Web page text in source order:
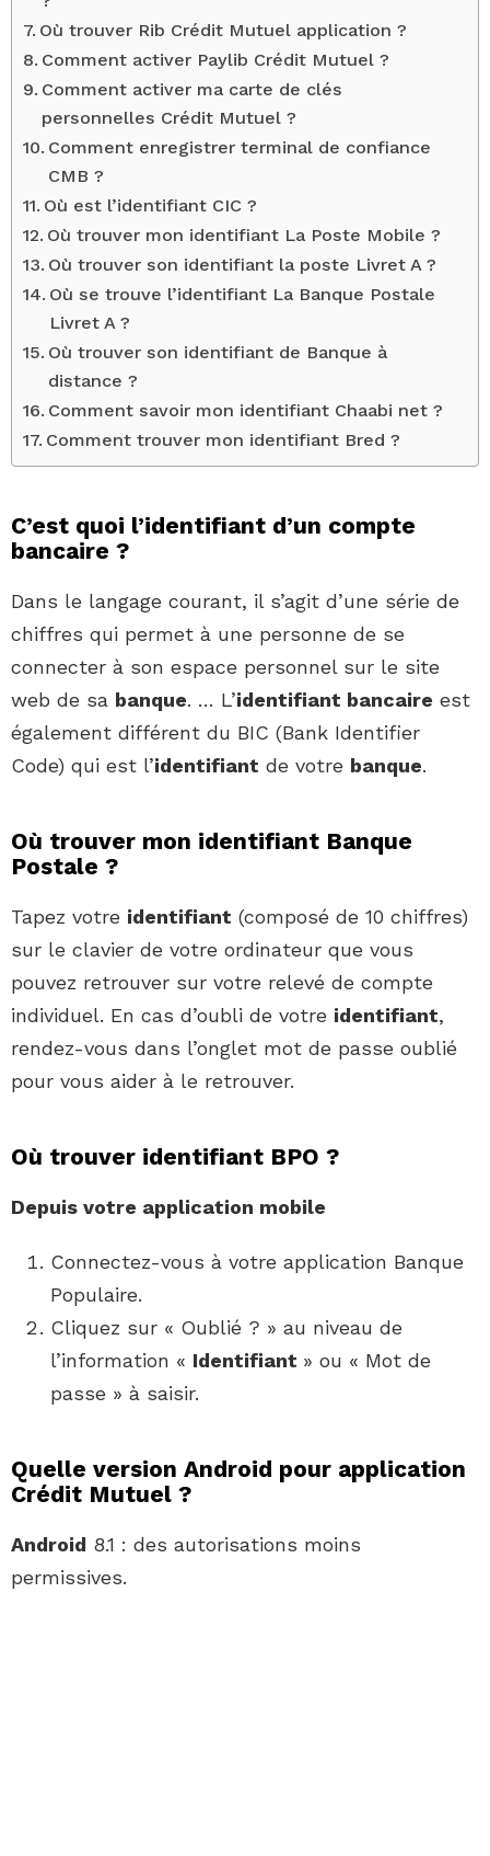
Où trouver Rib Crédit Mutuel application ?
Comment activer Paylib Crédit Mutuel ?
Comment activer ma carte de clés
personnelles Crédit Mutuel ?
Comment enregistrer terminal de confiance
CMB ?
Où est l’identifiant CIC ?
Où trouver mon identifiant La Poste Mobile ?
Où trouver son identifiant la poste Livret A ?
Où se trouve l’identifiant La Banque Postale
Livret A ?
Où trouver son identifiant de Banque à
distance ?
Comment savoir mon identifiant Chaabi net ?
Comment trouver mon identifiant Bred ?
C’est quoi l’identifiant d’un compte
bancaire ?
Dans le langage courant, il s’agit d’une série de
chiffres qui permet à une personne de se
connecter à son espace personnel sur le site
web de sa banque. … L’identifiant bancaire est
également différent du BIC (Bank Identifier
Code) qui est l’identifiant de votre banque.
Où trouver mon identifiant Banque
Postale ?
Tapez votre identifiant (composé de 10 chiffres)
sur le clavier de votre ordinateur que vous
pouvez retrouver sur votre relevé de compte
individuel. En cas d’oubli de votre identifiant,
rendez-vous dans l’onglet mot de passe oublié
pour vous aider à le retrouver.
Où trouver identifiant BPO ?
Depuis votre application mobile
Connectez-vous à votre application Banque
Populaire.
Cliquez sur « Oublié ? » au niveau de
l’information « Identifiant » ou « Mot de
passe » à saisir.
Quelle version Android pour application
Crédit Mutuel ?
Android 8.1 : des autorisations moins
permissives.